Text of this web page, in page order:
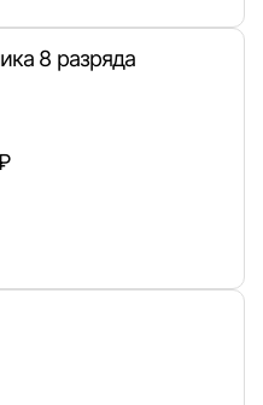
удобным способом
8 разряда